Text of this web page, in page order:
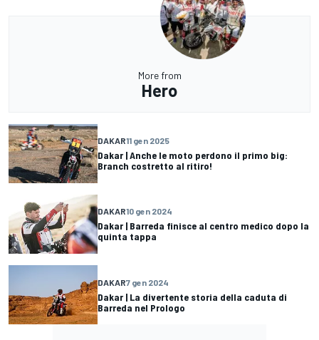
More from
Hero
DAKAR11 gen 2025
Dakar | Anche le moto perdono il primo big:
Branch costretto al ritiro!
DAKAR10 gen 2024
Dakar | Barreda finisce al centro medico dopo la
quinta tappa
DAKAR7 gen 2024
Dakar | La divertente storia della caduta di
Barreda nel Prologo